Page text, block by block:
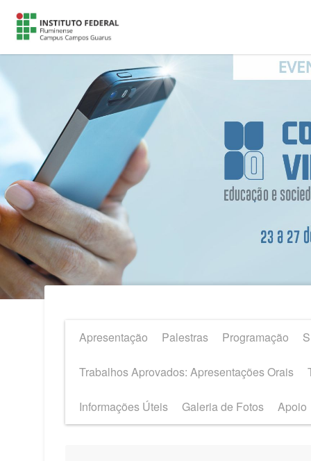
Apresentação Palestras Programação
Trabalhos Aprovados: Apresentações Orais
Informações Úteis Galeria de Fotos Apoio